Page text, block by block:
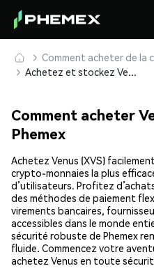
Comment acheter de la
Achetez et stockez Venus (XVS) en toute sécurité
Comment acheter
Phemex
Achetez Venus (XVS)
crypto-monnaies la plus
d’utilisateurs. Profitez
des méthodes de paiement
virements bancaires,
accessibles dans le monde
sécurité robuste de Phemex
fluide. Commencez votre
achetez Venus en toute